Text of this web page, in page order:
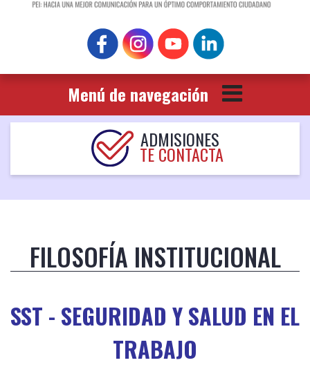
ADMISIONES
TE CONTACTA
FILOSOFÍA INSTITUCIONAL
SST - SEGURIDAD Y SALUD EN EL
TRABAJO